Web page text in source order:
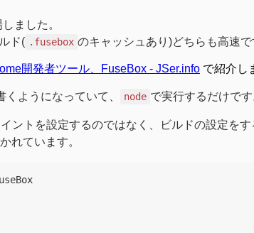
ました。
ド( .fusebox のキャッシュあり)どちらも高速で
開発者ツール、FuseBox - JSer.info で紹介し
ようになっていて、 node で実行するだけです
ントを設定するのではなく、ビルドの設定をす
れています。